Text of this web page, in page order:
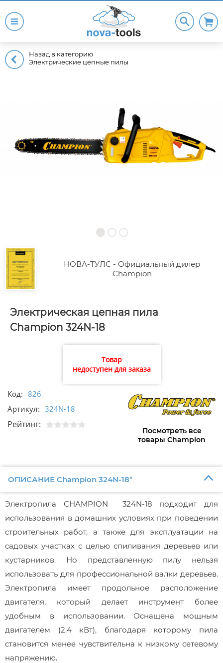
Назад в категорию
Электрические цепные пилы
НОВА-ТУЛС - Официальный дилер
Champion
Электрическая цепная пила
Champion 324N-18
Товар
недоступен для заказа
Код: 826
Артикул: 324N-18
Рейтинг:
Посмотреть все
товары Champion
ОПИСАНИЕ Champion 324N-18"
Электропила CHAMPION 324N-18 подходит для
использования в домашних условиях при поведении
строительных работ, а также для эксплуатации на
садовых участках с целью спиливания деревьев или
кустарников. Но представленную пилу нельзя
использовать для профессиональной валки деревьев.
Электропила имеет продольное расположение
двигателя, который делает инструмент более
удобным в использовании. Оснащена мощным
двигателем (2.4 кВт), благодаря которому пила
становится менее чувствительна к низкому сетевому
напряжению.